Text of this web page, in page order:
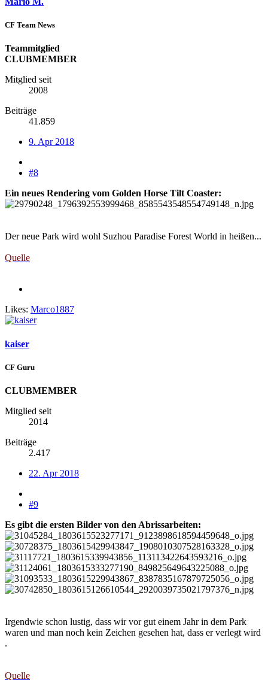
CF Team News
Teammitglied
CLUBMEMBER
Mitglied seit
2008
Beiträge
41.859
9. Apr 2018
#8
Ein neues Rendering vom Golden Horse Tilt Coaster:
Der neue Park wird wohl Suzhou Paradise Forest World in heißen...
Quelle
Likes: Marco1887
kaiser
CF Guru
CLUBMEMBER
Mitglied seit
2014
Beiträge
2.417
22. Apr 2018
#9
Es gibt die ersten Bilder von den Abrissarbeiten:
Irgendwie schon lustig, dass wir vor gut einem Jahr in dem Park
waren und man noch kein Zeichen gesehen hat, dass er verlegt wird
.
Quelle